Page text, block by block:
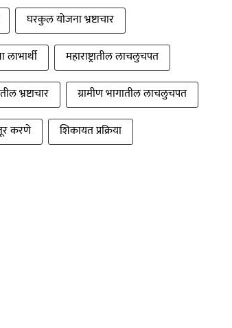
घरकुल योजना भ्रष्टाचार
महाराष्ट्रातील लाचलुचपत
भ्रष्टाचार
ग्रामीण भागातील लाचलुचपत
करणे शिकायत प्रक्रिया